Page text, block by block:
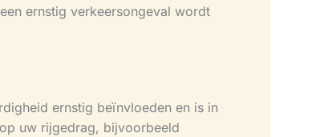
ernstig verkeersongeval wordt
ernstig beïnvloeden en is in
uw rijgedrag, bijvoorbeeld